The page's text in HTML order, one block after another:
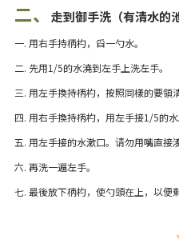
二、 走到御手洗（有清水的
一. 用右手持柄杓，舀一勺水。
二. 先用1/5的水澆到左手上洗左手。
三. 用左手換持柄杓，按照同樣的要領
四. 用右手換持柄杓，用左手接1/5的水
五. 用左手接的水漱口。请勿用嘴直接
六. 再洗一遍左手。
七. 最後放下柄杓，使勺頭在上，以便